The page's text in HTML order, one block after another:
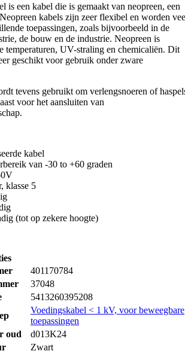
is een kabel die is gemaakt van neopreen, een
kabels zijn zeer flexibel en worden
toepassingen, zoals bijvoorbeeld in de
de bouw en de industrie. Neopreen is
temperaturen, UV-straling en chemicaliën. Dit
geschikt voor gebruik onder zware
tevens gebruikt om verlengsnoeren of
voor het aansluiten van
kabel
van -30 to +60 graden
klasse 5
(tot op zekere hoogte)
401170784
37048
5413260395208
Voedingskabel < 1 kV, voor beweegbare
toepassingen
oud
d013K24
Zwart